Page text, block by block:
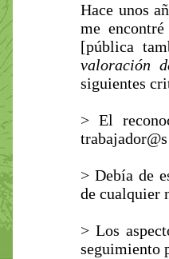
Hace unos
me
[pública
valoración
siguientes
> El
> Debía de
de cualquier
> Los
seguimiento